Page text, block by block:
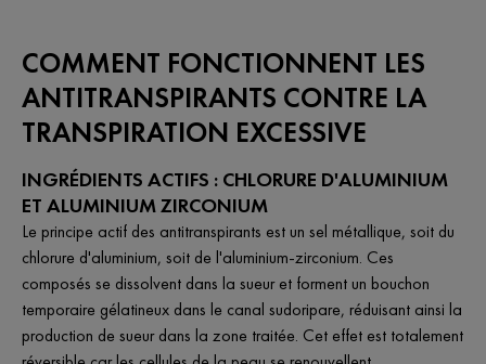
COMMENT FONCTIONNENT LES
ANTITRANSPIRANTS CONTRE LA
TRANSPIRATION EXCESSIVE
INGRÉDIENTS ACTIFS : CHLORURE D'ALUMINIUM
ET ALUMINIUM ZIRCONIUM
Le principe actif des antitranspirants est un sel métallique, soit du
chlorure d'aluminium, soit de l'aluminium-zirconium. Ces
composés se dissolvent dans la sueur et forment un bouchon
temporaire gélatineux dans le canal sudoripare, réduisant ainsi la
production de sueur dans la zone traitée. Cet effet est totalement